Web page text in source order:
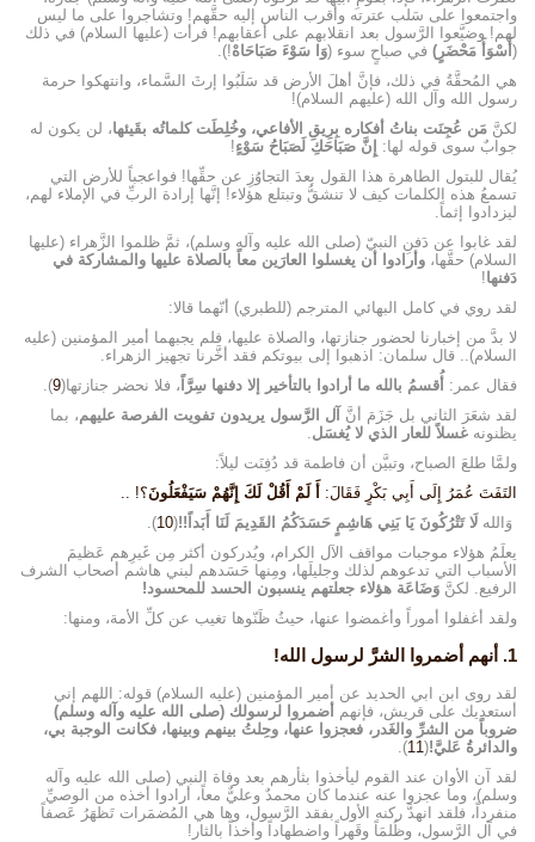
واجتمعوا على سَلب عترته وأقرب الناس إليه حقَّهم! وتشاجروا على ما ليس
لهم! وضيَّعوا الرَّسول بعد انقلابهم على أعقابهم! فرأت (عليها السلام) في ذلك
(أَسْوَأَ مَحْضَرٍ) في صباحٍ سوء (وَا سَوْءَ صَبَاحَاهْ!).
هي المُحقَّةُ في ذلك، فإنَّ أهلَ الأرض قد سَلَبُوا إرثَ السَّماء، وانتهكوا حرمة
رسول الله وآل الله (عليهم السلام)!
لكنَّ مَن عُجِنَت بناتُ أفكاره بِرِيقِ الأفاعي، وخُلِطَت كلماتُه بقَيئها، لن يكون له
جوابٌ سوى قوله لها:
إِنَّ صَبَاحَكِ لَصَبَاحُ سَوْءٍ!
يُقال للبتول الطاهرة هذا القول بعدَ التجاوُزِ عن حقِّها! فواعجباً للأرض التي
تسمعُ هذه الكلمات كيف لا تنشقُّ وتبتلع هؤلاء! إنَّها إرادة الربِّ في الإملاء لهم،
ليزدادوا إثماً.
لقد غابوا عن دَفنِ النبيّ (صلى الله عليه وآله وسلم)، ثمَّ ظلموا الزَّهراء (عليها
السلام) حقَّها، وأرادوا أن يغسلوا العارَين معاً بالصلاة عليها والمشاركة في
دَفنها!
لقد روي في كامل البهائي المترجم (للطبري) أنّهما قالا:
لا بدَّ من إخبارنا لحضور جنازتها، والصلاة عليها، فلم يجبهما أمير المؤمنين (عليه
السلام).. قال سلمان: اذهبوا إلى بيوتكم فقد أخَّرنا تجهيز الزهراء.
فقال عمر: أُقسمُ بالله ما أرادوا بالتأخير إلا دفنها سِرَّاً ، فلا نحضر جنازتها(9
).
لقد شعَرَ الثاني بل جَزَمَ أنَّ
آل الرَّسول يريدون تفويت الفرصة عليهم ، بما
يظنونه غسلاً للعار الذي لا يُغسَل
ولمَّا طلعَ الصباح، وتبيَّن أن فاطمة قد دُفِنَت ليلاً:
التَفَتَ عُمَرُ إِلَى أَبِي بَكْرٍ فَقَالَ: أَ لَمْ أَقُلْ لَكَ إِنَّهُمْ سَيَفْعَلُونَ؟! ..
وَالله‏ لَا تَتْرُكُونَ يَا بَنِي هَاشِمٍ حَسَدَكُمُ القَدِيمَ لَنَا أَبَداً!!(
10
).
يعلَمُ هؤلاء موجبات مواقف الآل الكرام، ويُدركون أكثر مِن غَيرِهم عَظيمَ
الأسباب التي تدعوهم لذلك وجليلَها، ومِنها حَسَدهم لبني هاشم أصحاب الشرف
الرفيع. لكنَّ وَضَاعَة هؤلاء جعلتهم ينسبون الحسد للمحسود!
ولقد أغفلوا أموراً وأغمضوا عنها، حيثُ ظَنّوها تغيب عن كلِّ الأمة، ومنها:
1. أنهم أضمروا الشرَّ لرسول الله!
لقد روى ابن ابي الحديد عن أمير المؤمنين (عليه السلام) قوله: اللهم إني
أستعديك على قريش، فإنهم أضمروا لرسولك (صلى الله عليه وآله وسلم)
ضروباً من الشرِّ والغَدر، فعجزوا عنها، وحِلتُ بينهم وبينها، فكانت الوجبة بي،
والدائرةُ عَليَّ!(
11
).
لقد آن الأوان عند القوم ليأخذوا بثأرهم بعد وفاة النبي (صلى الله عليه وآله
وسلم)، وما عجزوا عنه عندما كان محمدٌ وعليٌّ معاً، أرادوا أخذه من الوصيِّ
منفرداً، فلقد انهدَّ ركنه الأول بفقد الرَّسول، وها هي المُضمَرات تَظهَرُ عَصفاً
في آل الرَّسول، وظُلمَاً وقَهراً واضطهاداً وأخذاً بالثار!